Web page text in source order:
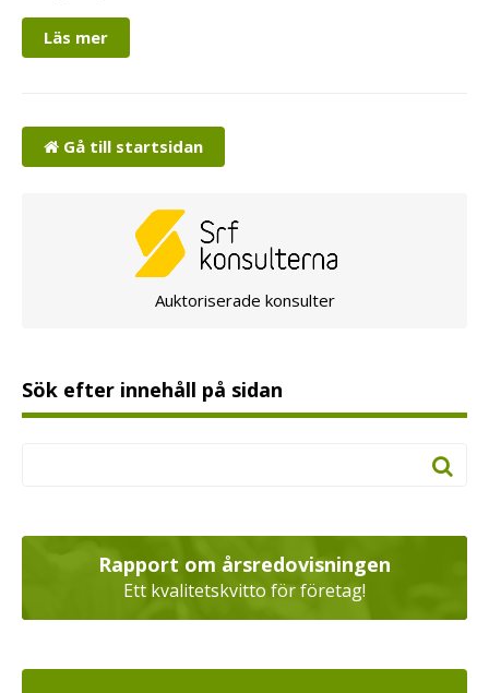
Läs mer
Gå till startsidan
Auktoriserade konsulter
Sök efter innehåll på sidan
Rapport om årsredovisningen
Ett kvalitetskvitto för företag!